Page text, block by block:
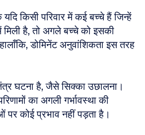
किसी परिवार में कई बच्चे हैं जिन्हें
मिली है, तो अगले बच्चे को इसकी
डोमिनेंट अनुवांशिकता इस तरह
घटना है, जैसे सिक्का उछालना।
का अगली गर्भावस्था की
कोई प्रभाव नहीं पड़ता है।